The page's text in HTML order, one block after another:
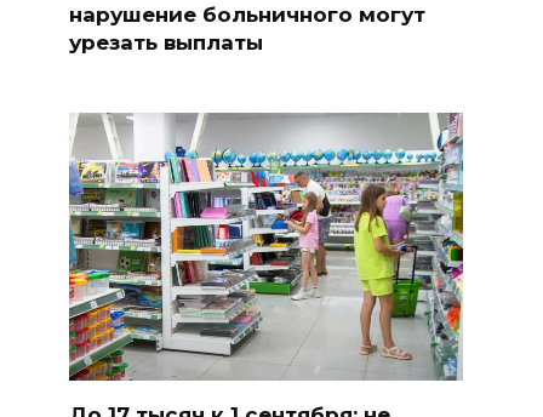
нарушение больничного могут
урезать выплаты